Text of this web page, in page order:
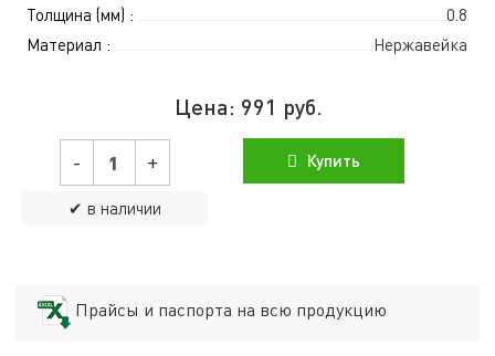
Толщина (мм) :
0.8
Материал :
Нержавейка
Цена: 991 руб.
- +
✔ в наличии
Купить
Прайсы и паспорта на всю продукцию